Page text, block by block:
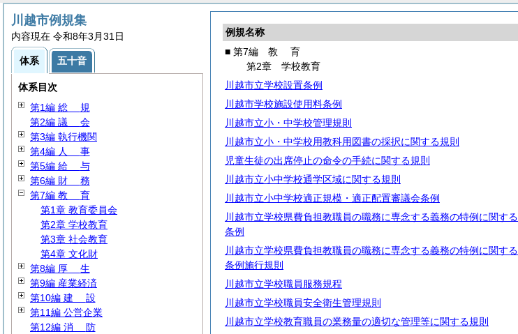
例規名称
■ 第7編 教 育
第2章 学校教育
川越市立学校設置条例
川越市学校施設使用料条例
川越市立小・中学校管理規則
川越市立小・中学校用教科用図書の採択に関する規則
児童生徒の出席停止の命令の手続に関する規則
川越市立小中学校通学区域に関する規則
川越市立小中学校適正規模・適正配置審議会条例
川越市立学校県費負担教職員の職務に専念する義務の特例に関する
条例
川越市立学校県費負担教職員の職務に専念する義務の特例に関する
条例施行規則
川越市立学校職員服務規程
川越市立学校職員安全衛生管理規則
川越市立学校教育職員の業務量の適切な管理等に関する規則
川越市例規集
内容現在 令和8年3月31日
体系 五十音
体系目次
第1編 総 規
第2編 議 会
第3編 執行機関
第4編 人 事
第5編 給 与
第6編 財 務
第7編 教 育
第1章 教育委員会
第2章 学校教育
第3章 社会教育
第4章 文化財
第8編 厚 生
第9編 産業経済
第10編 建 設
第11編 公営企業
第12編 消 防